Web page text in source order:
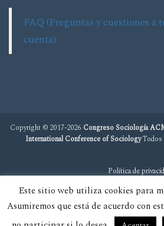
FAQ (Preguntas y cuestiones a
cuenta)
Copyright © 2017-2026 Congreso Sociología
International Conference of SociologyTodos
Política de
Este sitio web utiliza cookies para
Asumiremos que está de acuerdo con